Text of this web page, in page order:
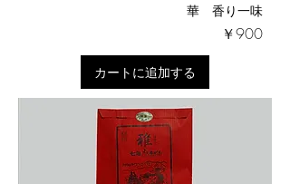
華 香り一味
価格
￥900
カートに追加する